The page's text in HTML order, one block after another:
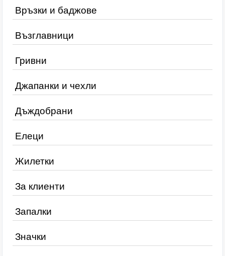
Връзки и баджове
Възглавници
Гривни
Джапанки и чехли
Дъждобрани
Елеци
Жилетки
За клиенти
Запалки
Значки